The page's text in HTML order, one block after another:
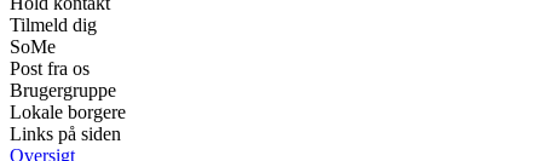
Tilmeld dig
SoMe
Post fra os
Brugergruppe
Lokale borgere
Links på siden
Oversigt